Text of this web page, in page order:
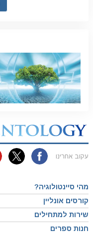
עקוב אחרינו
מהי סיינטולוגיה?
קורסים אונליין
שירות למתחילים
חנות ספרים